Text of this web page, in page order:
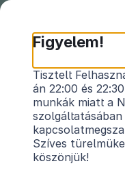
2016.
egyes
Hatályos:
Figyelem!
Tisztelt
án 22:00 és
munkák miatt a
Szíves
köszönjük!